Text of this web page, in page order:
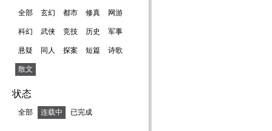
全部 玄幻 都市 修真 网游
科幻 武侠 竞技 历史 军事
悬疑 同人 探案 短篇 诗歌
散文
状态
全部 连载中 已完成